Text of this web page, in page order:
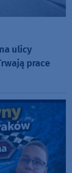
ulicy
prace